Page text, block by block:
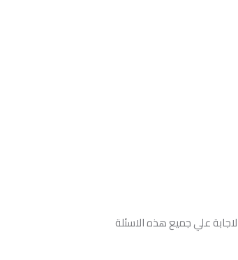
علي جميع هذه الاسئلة